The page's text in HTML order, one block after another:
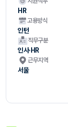
HR
고용방식
인턴
직무구분
인사·HR
근무지역
서울